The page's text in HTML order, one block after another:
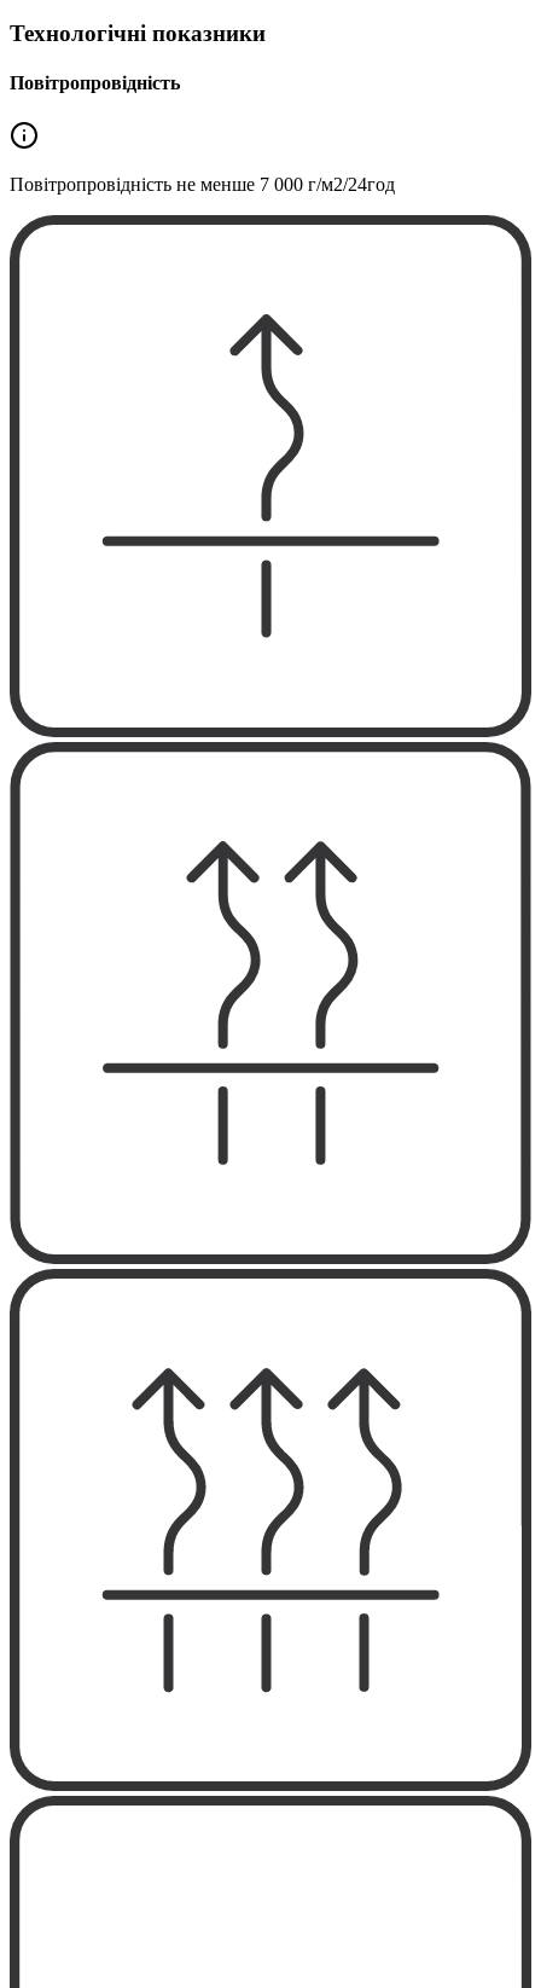
Технологічні показники
Повітропровідність
Повітропровідність не менше 7 000 г/м2/24год